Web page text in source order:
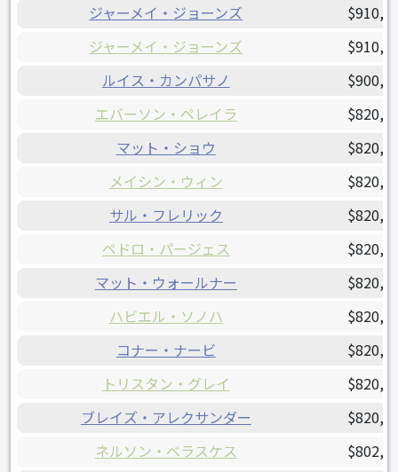
ジャーメイ・ジョーンズ
ジャーメイ・ジョーンズ
ルイス・カンパサノ
エバーソン・ペレイラ
マット・ショウ
メイシン・ウィン
サル・フレリック
ペドロ・パージェス
マット・ウォールナー
ハビエル・ソノハ
コナー・ナービ
トリスタン・グレイ
ブレイズ・アレクサンダー
ネルソン・ベラスケス